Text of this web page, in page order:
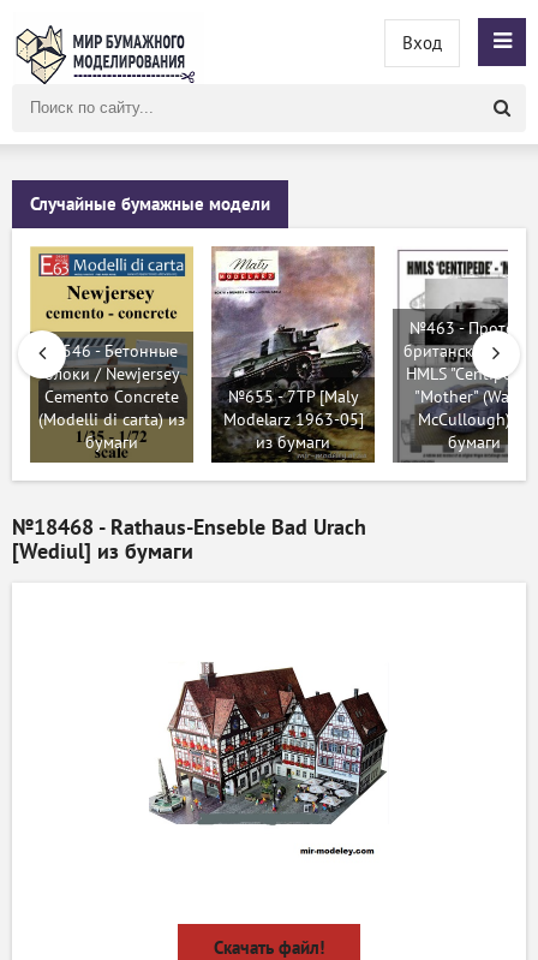
сайту
Вход
Случайные бумажные модели
№546 - Бетонные
блоки / Newjersey
Cemento Concrete
(Modelli di carta) из
бумаги
№655 - 7TP [Maly
Modelarz 1963-05]
из бумаги
№463 -
британского
HMLS "Centipede"
"Mother" (Wayne
McCullough) из
бумаги
№18468 - Rathaus-Enseble Bad Urach
[Wediul] из бумаги
Скачать файл!